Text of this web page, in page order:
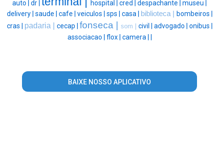
auto | dr | hospital | cred | despachante | museu |
delivery | saude | cafe | veiculos | sps | casa | biblioteca |
bombeiros |
cras | padaria | cecap | fonseca | som | civil | advogado | onibus |
associacao | flox | camera |
BAIXE NOSSO APLICATIVO